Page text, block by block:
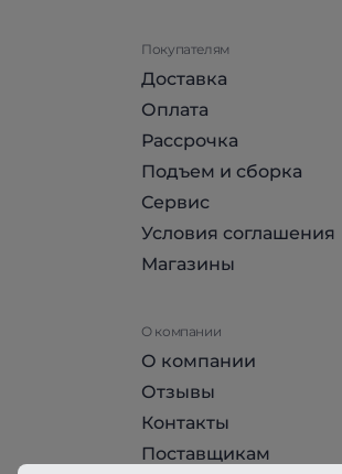
Покупателям
Доставка
Оплата
Рассрочка
Подъем и сборка
Сервис
Условия соглашения
Магазины
О компании
О компании
Отзывы
Контакты
Поставщикам